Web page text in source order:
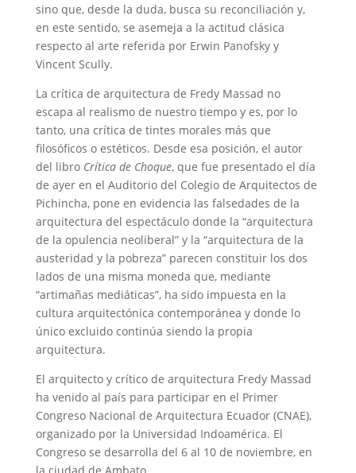
sino que, desde la duda, busca su reconciliación y,
en este sentido, se asemeja a la actitud clásica
respecto al arte referida por Erwin Panofsky y
Vincent Scully.
La crítica de arquitectura de Fredy Massad no
escapa al realismo de nuestro tiempo y es, por lo
tanto, una crítica de tintes morales más que
filosóficos o estéticos. Desde esa posición, el autor
del libro Crítica de Choque, que fue presentado el día
de ayer en el Auditorio del Colegio de Arquitectos de
Pichincha, pone en evidencia las falsedades de la
arquitectura del espectáculo donde la “arquitectura
de la opulencia neoliberal” y la “arquitectura de la
austeridad y la pobreza” parecen constituir los dos
lados de una misma moneda que, mediante
“artimañas mediáticas”, ha sido impuesta en la
cultura arquitectónica contemporánea y donde lo
único excluido continúa siendo la propia
arquitectura.
El arquitecto y crítico de arquitectura Fredy Massad
ha venido al país para participar en el Primer
Congreso Nacional de Arquitectura Ecuador (CNAE),
organizado por la Universidad Indoamérica. El
Congreso se desarrolla del 6 al 10 de noviembre, en